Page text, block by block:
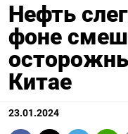
Нефть
фоне
Китае
23.01.2024